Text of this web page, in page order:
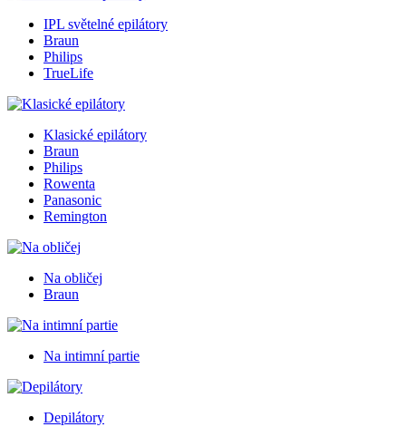
IPL světelné epilátory
Braun
Philips
TrueLife
Klasické epilátory
Braun
Philips
Rowenta
Panasonic
Remington
Na obličej
Braun
Na intimní partie
Depilátory